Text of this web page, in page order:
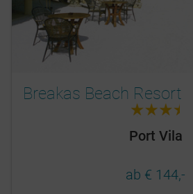
Breakas Beach Resort
3.5
Port Vila
ab € 144,-